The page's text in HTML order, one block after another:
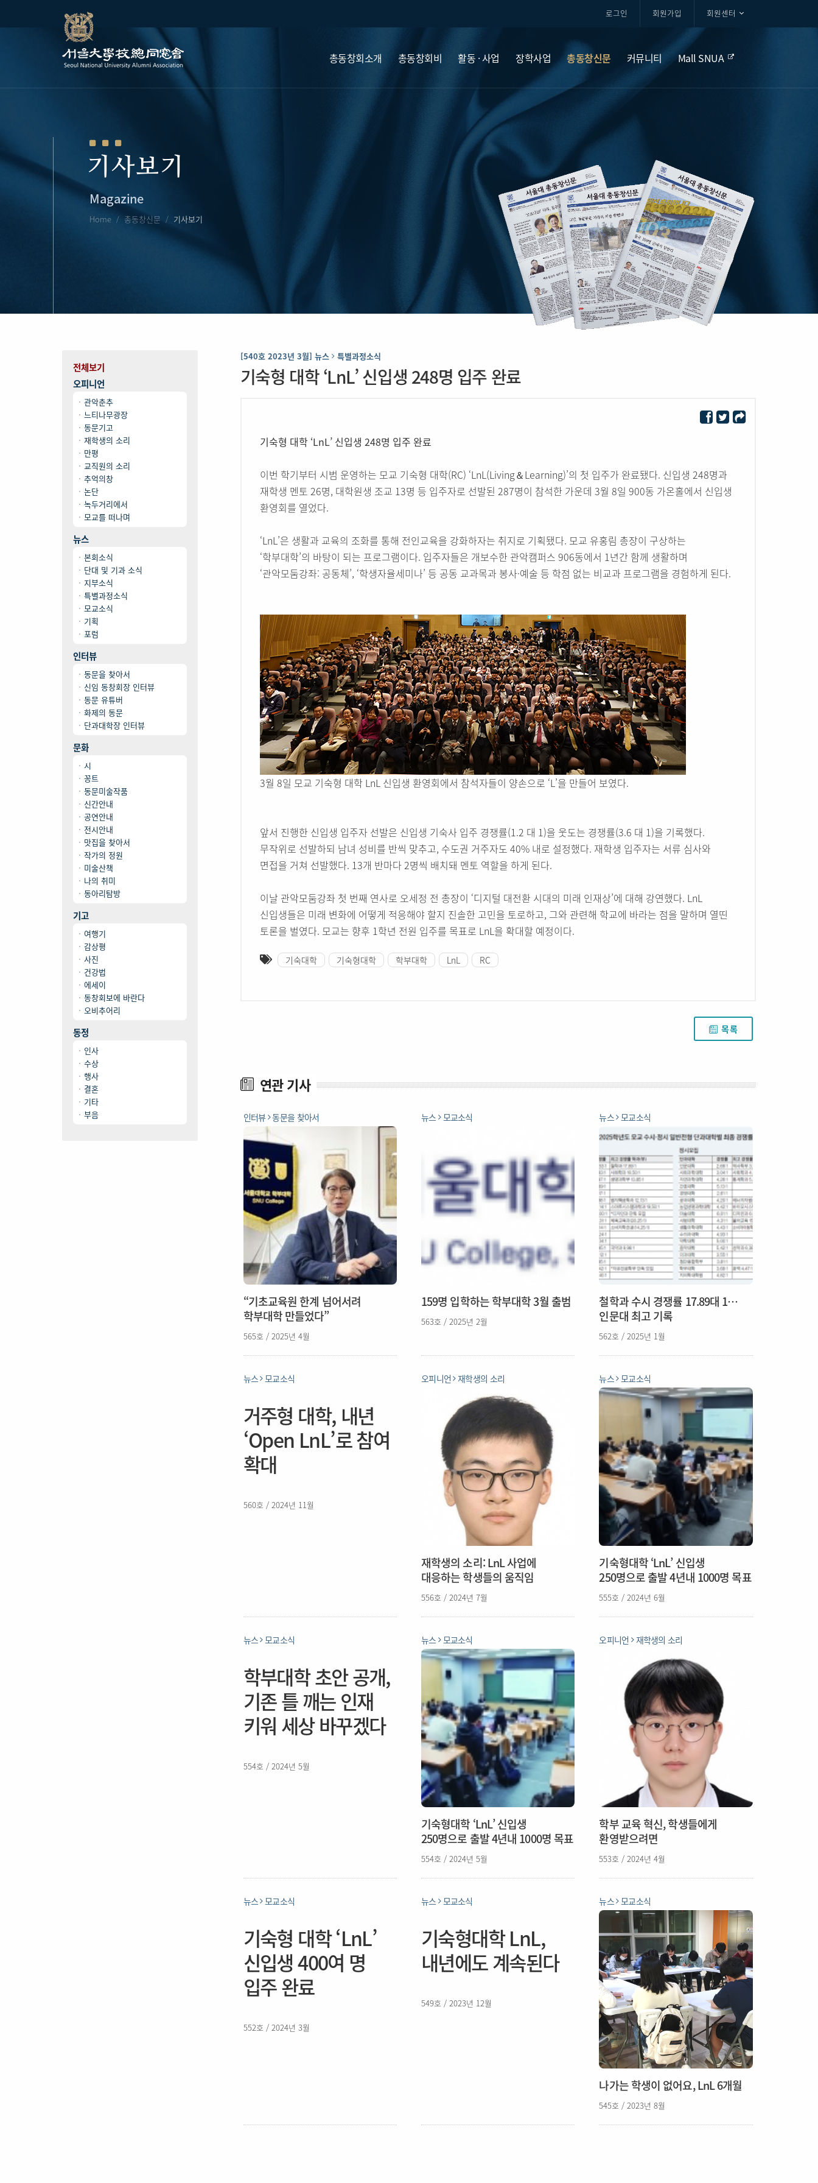
로그인 회원가입 회원센터
총동창회소개 총동창회비 활동 · 사업 장학사업 총동창신문 커뮤니티 Mall SNUA
기사보기
Magazine
Home 총동창신문 기사보기
전체보기
오피니언
관악춘추
느티나무광장
동문기고
재학생의 소리
만평
교직원의 소리
추억의창
논단
녹두거리에서
모교를 떠나며
뉴스
본회소식
단대 및 기과 소식
지부소식
특별과정소식
모교소식
기획
포럼
인터뷰
동문을 찾아서
신임 동창회장 인터뷰
동문 유튜버
화제의 동문
단과대학장 인터뷰
문화
시
꽁트
동문미술작품
신간안내
공연안내
전시안내
맛집을 찾아서
작가의 정원
미술산책
나의 취미
동아리탐방
기고
여행기
감상평
사진
건강법
에세이
동창회보에 바란다
오비추어리
동정
인사
수상
행사
결혼
기타
부음
[540호 2023년 3월] 뉴스 특별과정소식
기숙형 대학 ‘LnL’ 신입생 248명 입주 완료
기숙형 대학 ‘LnL’ 신입생 248명 입주 완료
이번 학기부터 시범 운영하는 모교 기숙형 대학(RC) ‘LnL(Living＆Learning)’의 첫 입주가 완료됐다. 신입생 248명과
재학생 멘토 26명, 대학원생 조교 13명 등 입주자로 선발된 287명이 참석한 가운데 3월 8일 900동 가온홀에서 신입생
환영회를 열었다.
‘LnL’은 생활과 교육의 조화를 통해 전인교육을 강화하자는 취지로 기획됐다. 모교 유홍림 총장이 구상하는
‘학부대학’의 바탕이 되는 프로그램이다. 입주자들은 개보수한 관악캠퍼스 906동에서 1년간 함께 생활하며
‘관악모둠강좌: 공동체’, ‘학생자율세미나’ 등 공동 교과목과 봉사·예술 등 학점 없는 비교과 프로그램을 경험하게 된다.
3월 8일 모교 기숙형 대학 LnL 신입생 환영회에서 참석자들이 양손으로 ‘L’을 만들어 보였다.
앞서 진행한 신입생 입주자 선발은 신입생 기숙사 입주 경쟁률(1.2 대 1)을 웃도는 경쟁률(3.6 대 1)을 기록했다.
무작위로 선발하되 남녀 성비를 반씩 맞추고, 수도권 거주자도 40% 내로 설정했다. 재학생 입주자는 서류 심사와
면접을 거쳐 선발했다. 13개 반마다 2명씩 배치돼 멘토 역할을 하게 된다.
이날 관악모둠강좌 첫 번째 연사로 오세정 전 총장이 ‘디지털 대전환 시대의 미래 인재상’에 대해 강연했다. LnL
신입생들은 미래 변화에 어떻게 적응해야 할지 진솔한 고민을 토로하고, 그와 관련해 학교에 바라는 점을 말하며 열띤
토론을 벌였다. 모교는 향후 1학년 전원 입주를 목표로 LnL을 확대할 예정이다.
기숙대학 기숙형대학 학부대학 LnL RC
목록
연관 기사
인터뷰 동문을 찾아서
“기초교육원 한계 넘어서려
학부대학 만들었다”
565호 / 2025년 4월
뉴스 모교소식
159명 입학하는 학부대학 3월 출범
563호 / 2025년 2월
뉴스 모교소식
철학과 수시 경쟁률 17.89대 1…
인문대 최고 기록
562호 / 2025년 1월
뉴스 모교소식
거주형 대학, 내년
‘Open LnL’로 참여
확대
560호 / 2024년 11월
오피니언 재학생의 소리
재학생의 소리: LnL 사업에
대응하는 학생들의 움직임
556호 / 2024년 7월
뉴스 모교소식
기숙형대학 ‘LnL’ 신입생
250명으로 출발 4년내 1000명 목표
555호 / 2024년 6월
뉴스 모교소식
학부대학 초안 공개,
기존 틀 깨는 인재
키워 세상 바꾸겠다
554호 / 2024년 5월
뉴스 모교소식
기숙형대학 ‘LnL’ 신입생
250명으로 출발 4년내 1000명 목표
554호 / 2024년 5월
오피니언 재학생의 소리
학부 교육 혁신, 학생들에게
환영받으려면
553호 / 2024년 4월
뉴스 모교소식
기숙형 대학 ‘LnL’
신입생 400여 명
입주 완료
552호 / 2024년 3월
뉴스 모교소식
기숙형대학 LnL,
내년에도 계속된다
549호 / 2023년 12월
뉴스 모교소식
나가는 학생이 없어요, LnL 6개월
545호 / 2023년 8월